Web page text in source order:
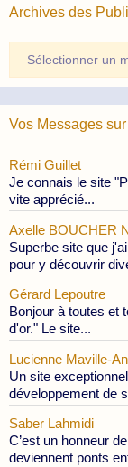
Archives des
des
Publications
Vos Messages
Rémi Guillet
Je connais le site
vite apprécié...
Axelle BOUCHER
Superbe site que
pour y découvrir
Gérard Lepoutre
Bonjour à toutes et
d'or." Le site...
Lucienne Maville-
Un site
développement de
Saber Lahmidi
C’est un honneur
deviennent ponts